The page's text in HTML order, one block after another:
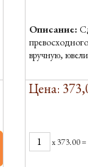
Описание:
вручную,
Цена:
x373.00=